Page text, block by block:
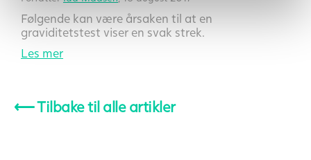
Følgende kan være årsaken til at en
graviditetstest viser en svak strek.
Les mer
⟵Tilbake til alle artikler